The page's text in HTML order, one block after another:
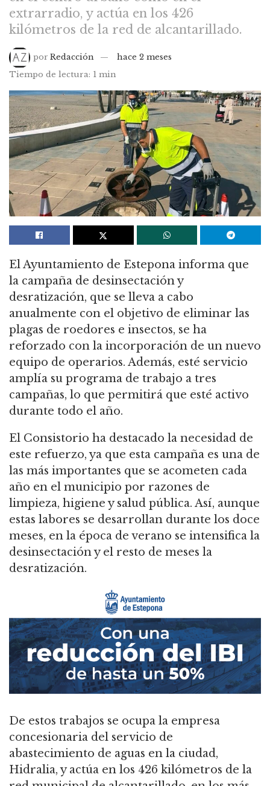
extrarradio, y actúa en los 426
kilómetros de la red de alcantarillado.
por Redacción
hace 2 meses
Tiempo de lectura: 1 min
El Ayuntamiento de Estepona informa que
la campaña de desinsectación y
desratización, que se lleva a cabo
anualmente con el objetivo de eliminar las
plagas de roedores e insectos, se ha
reforzado con la incorporación de un nuevo
equipo de operarios. Además, esté servicio
amplía su programa de trabajo a tres
campañas, lo que permitirá que esté activo
durante todo el año.
El Consistorio ha destacado la necesidad de
este refuerzo, ya que esta campaña es una de
las más importantes que se acometen cada
año en el municipio por razones de
limpieza, higiene y salud pública. Así, aunque
estas labores se desarrollan durante los doce
meses, en la época de verano se intensifica la
desinsectación y el resto de meses la
desratización.
De estos trabajos se ocupa la empresa
concesionaria del servicio de
abastecimiento de aguas en la ciudad,
Hidralia, y actúa en los 426 kilómetros de la